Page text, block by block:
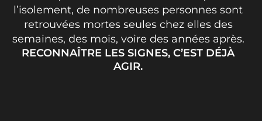
l’isolement, de nombreuses personnes sont
retrouvées mortes seules chez elles des
semaines, des mois, voire des années après.
RECONNAÎTRE LES SIGNES, C’EST DÉJÀ
AGIR.